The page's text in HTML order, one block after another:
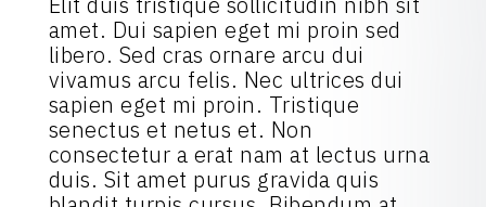
amet. Dui sapien eget mi proin sed
libero. Sed cras ornare arcu dui
vivamus arcu felis. Nec ultrices dui
sapien eget mi proin. Tristique
senectus et netus et. Non
consectetur a erat nam at lectus urna
duis. Sit amet purus gravida quis